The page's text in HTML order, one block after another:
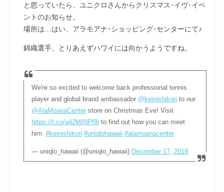
と思っていたら、ユニクロさんからクリスマス･イヴ･イベ
ントのお知らせ。
場所は…はい、アラモアナ･ショッピング･センターにて♪
錦織選手、とりあえずハワイには向かうようですね。
We're so excited to welcome back professional tennis
player and global brand ambassador @keinishikori to our
@AlaMoanaCenter store on Christmas Eve! Visit
https://t.co/a42MINPf8i to find out how you can meet
him.#keinishikori #uniqlohawaii #alamoanacenter
— uniqlo_hawaii (@uniqlo_hawaii) December 17, 2019